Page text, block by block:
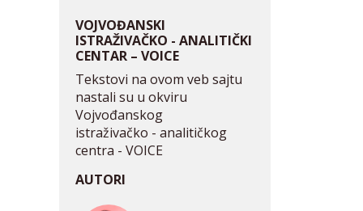
VOJVOĐANSKI
ISTRAŽIVAČKO - ANALITIČKI
CENTAR – VOICE
Tekstovi na ovom veb sajtu
nastali su u okviru
Vojvođanskog
istraživačko - analitičkog
centra - VOICE
AUTORI